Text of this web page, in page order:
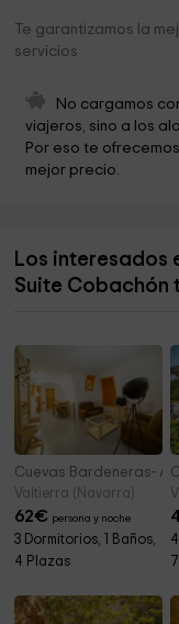
Te garantizamos la
servicios
No cargamos
viajeros, sino a los
Por eso te
mejor precio.
Los interesados
Suite Cobachón
Cuevas Bardeneras-
Valtierra (Navarra)
62€ persona y noche
3 Dormitorios, 1 Baños,
4 Plazas